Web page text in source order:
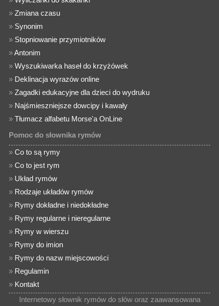
»Zmiana czasu
» Synonim
» Stopniowanie przymiotników
»Antonim
»Wyszukiwarka haseł do krzyżówek
» Deklinacja wyrazów online
»Zagadki edukacyjne dla dzieci do wydruku
» Najśmieszniejsze dowcipy i kawały
»Tłumacz alfabetu Morse'a OnLine
Pomoc do słownika rymów
»Co to są rymy
»Co to jest rym
» Układ rymów
» Rodzaje układów rymów
» Rymy dokładne i niedokładne
» Rymy regularne i nieregularne
» Rymy w wierszu
» Rymy do imion
» Rymy do nazw miejscowości
» Regulamin
» Kontakt
Internetowy słownik rymów do słów oraz zaawansowana